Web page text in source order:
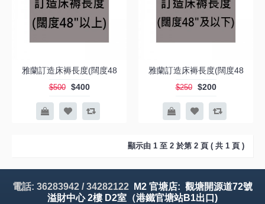
雅蘭訂造床褥長度(闊度48
$500 $400
雅蘭訂造床褥長度(闊度48
$250 $200
顯示由 1 至 2 於第 2 頁 ( 共 1 頁 )
電話: 36283942 / 34282122
M2 官塘店: 觀塘開源道72號
溢財中心 2樓 D2室（港鐵官塘站B1出口)